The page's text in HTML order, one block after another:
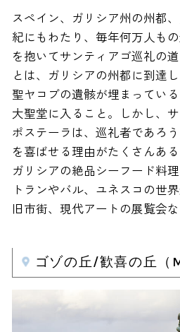
スペイン、ガリシア州の州都
紀にもわたり、毎年何万人も
を抱いてサンティアゴ巡礼の
とは、ガリシアの州都に到達
聖ヤコブの遺骸が埋まってい
大聖堂に入ること。しかし、
ポステーラは、巡礼者であろ
を喜ばせる理由がたくさんあ
ガリシアの絶品シーフード料
トランやバル、ユネスコの世
旧市街、現代アートの展覧会
ゴゾの丘/歓喜の丘（